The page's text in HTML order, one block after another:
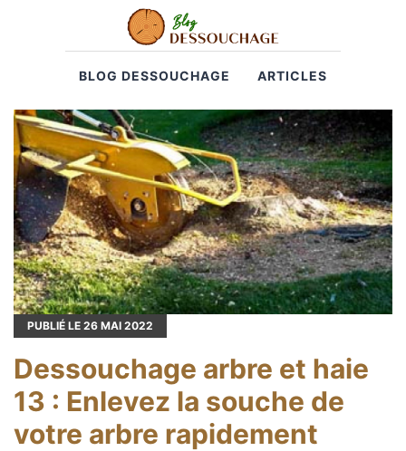
BLOG DESSOUCHAGE ARTICLES
PUBLIÉ LE 26 MAI 2022
Dessouchage arbre et haie
13 : Enlevez la souche de
votre arbre rapidement